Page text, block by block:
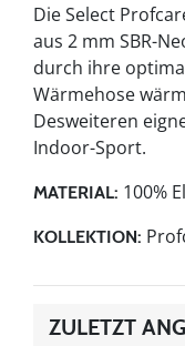
Die Select
aus 2 mm SBR-
durch ihre
Wärmehose
Desweiteren
Indoor-Sport.
MATERIAL: 100%
KOLLEKTION:
ZULETZT